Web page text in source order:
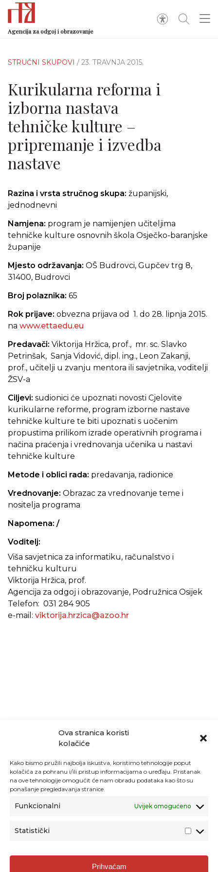
Ova stranica koristi
kolačiće
Kako bismo pružili najbolja iskustva, koristimo tehnologije poput
kolačića za pohranu i/ili pristup informacijama o uređaju. Pristanak
na ove tehnologije omogućit će nam obradu podataka kao što su
ponašanje pregledavanja stranice.
Funkcionalni Uvijek omogućeno
Statistički
Prihvaćam
Agencija za odgoj i obrazovanje
STRUČNI SKUPOVI / 23. TRAVNJA 2015.
Kurikularna reforma i
izborna nastava
tehničke kulture –
pripremanje i izvedba
nastave
Razina i vrsta stručnog skupa: županijski,
jednodnevni
Namjena: program je namijenjen učiteljima
tehničke kulture osnovnih škola Osječko-baranjske
županije
Mjesto održavanja: OŠ Budrovci, Gupčev trg 8,
31400, Budrovci
Broj polaznika: 65
Rok prijave: obvezna prijava od 1. do 28. lipnja 2015.
na www.ettaedu.eu
Predavači: Viktorija Hržica, prof., mr. sc. Slavko
Petrinšak, Sanja Vidović, dipl. ing., Leon Zakanji,
prof., učitelji u zvanju mentora ili savjetnika, voditelji
ŽSV-a
Ciljevi: sudionici će upoznati novosti Cjelovite
kurikularne reforme, program izborne nastave
tehničke kulture te biti upoznati s uočenim
propustima prilikom izrade operativnih programa i
načina praćenja i vrednovanja učenika u nastavi
tehničke kulture
Metode i oblici rada: predavanja, radionice
Vrednovanje: Obrazac za vrednovanje teme i
nositelja programa
Napomena: /
Voditelj:
Viša savjetnica za informatiku, računalstvo i
tehničku kulturu
Viktorija Hržica, prof.
Agencija za odgoj i obrazovanje, Podružnica Osijek
Telefon: 031 284 905
e-mail: viktorija.hrzica@azoo.hr
Agencija za odgoj i obrazovanje